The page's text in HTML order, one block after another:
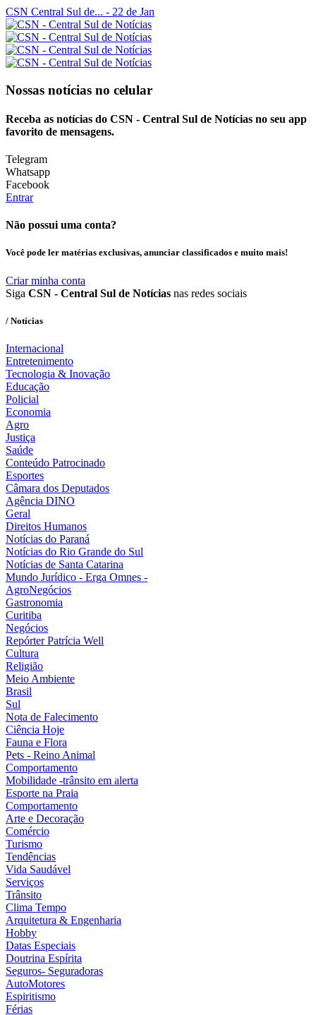
CSN Central Sul de... - 22 de Jan
Nossas notícias no celular
Receba as notícias do CSN - Central Sul de Notícias no seu app
favorito de mensagens.
Telegram
Whatsapp
Facebook
Entrar
Não possui uma conta?
Você pode ler matérias exclusivas, anunciar classificados e muito mais!
Criar minha conta
Siga CSN - Central Sul de Notícias nas redes sociais
/ Notícias
Internacional
Entretenimento
Tecnologia & Inovação
Educação
Policial
Economia
Agro
Justiça
Saúde
Conteúdo Patrocinado
Esportes
Câmara dos Deputados
Agência DINO
Geral
Direitos Humanos
Notícias do Paraná
Notícias do Rio Grande do Sul
Notícias de Santa Catarina
Mundo Jurídico - Erga Omnes -
AgroNegócios
Gastronomia
Curitiba
Negócios
Repórter Patrícia Well
Cultura
Religião
Meio Ambiente
Brasil
Sul
Nota de Falecimento
Ciência Hoje
Fauna e Flora
Pets - Reino Animal
Comportamento
Mobilidade -trânsito em alerta
Esporte na Praia
Comportamento
Arte e Decoração
Comércio
Turismo
Tendências
Vida Saudável
Serviços
Trânsito
Clima Tempo
Arquitetura & Engenharia
Hobby
Datas Especiais
Doutrina Espírita
Seguros- Seguradoras
AutoMotores
Espiritismo
Férias